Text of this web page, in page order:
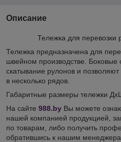
Описание
Тележка для перевозки
Тележка предназначена для
швейном производстве.
скатывание рулонов и
в несколько рядов.
Габаритные размеры тележки
На сайте 988.by Вы можете
нашей компанией продукцией,
по товарам, либо получить
обратившись к нашим